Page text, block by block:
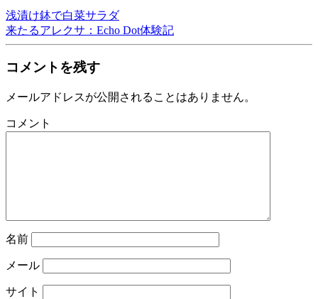
浅漬け鉢で白菜サラダ
来たるアレクサ：Echo Dot体験記
コメントを残す
メールアドレスが公開されることはありません。
コメント
名前
メール
サイト